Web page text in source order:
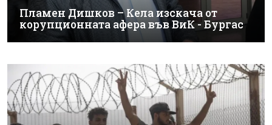
Пламен Дишков – Кела изскача от
корупционната афера във ВиК - Бургас